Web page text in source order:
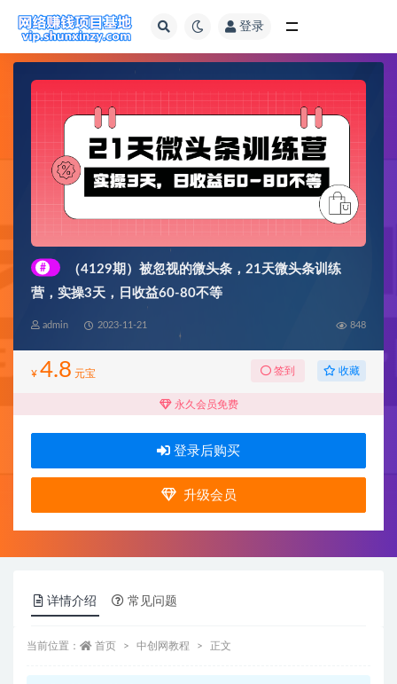
登录
#
（4129期）被忽视的微头条，21天微头条训练
营，实操3天，日收益60-80不等
admin 2023-11-21 848
¥ 4.8 元宝 签到 收藏
永久会员免费
登录后购买
升级会员
详情介绍 常见问题
当前位置： 首页 中创网教程 正文